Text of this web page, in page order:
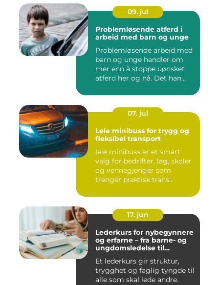
09. jul
Problemløsende atferd i
arbeid med barn og unge
Problemløsende arbeid med
barn og unge handler om
mer enn å stoppe uønsket
atferd her og nå. Det han...
07. jul
Leie minibuss for trygg og
fleksibel transport
leie minibuss er et smart
valg for bedrifter, lag, skoler
og vennegjenger som
trenger praktisk trans...
17. jun
Lederkurs for nybegynnere
og erfarne – fra barne- og
ungdomsledelse til
Et lederkurs gir struktur,
trygghet og faglig tyngde til
alle som skal lede andre.